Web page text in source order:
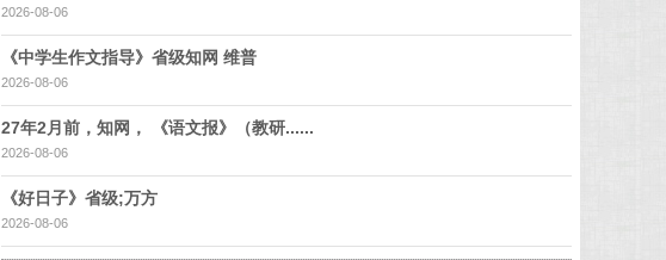
2026-08-06
《中学生作文指导》省级知网 维普
2026-08-06
27年2月前，知网， 《语文报》（教研......
2026-08-06
《好日子》省级;万方
2026-08-06